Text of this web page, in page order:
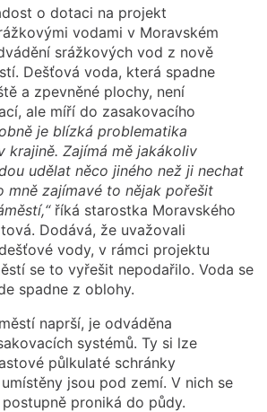
o dotaci na projekt
vodami v Moravském
srážkových vod z nově
Dešťová voda, která spadne
a zpevněné plochy, není
ale míří do zasakovacího
je blízká problematika
krajině. Zajímá mě jakákoliv
udělat něco jiného než ji nechat
mně zajímavé to nějak pořešit
říká starostka Moravského
Dodává, že uvažovali
vody, v rámci projektu
se to vyřešit nepodařilo. Voda se
spadne z oblohy.
naprší, je odváděna
systémů. Ty si lze
půlkulaté schránky
jsou pod zemí. V nich se
proniká do půdy.